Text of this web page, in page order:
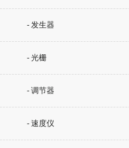
- 发生器
- 光栅
- 调节器
- 速度仪